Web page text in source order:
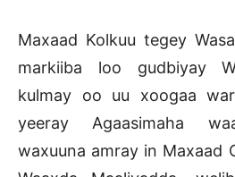
Maxaad Kolkuu tegey
markiiba loo gudbiyay
kulmay oo uu xoogaa
yeeray Agaasimaha
waxuuna amray in Maxaad